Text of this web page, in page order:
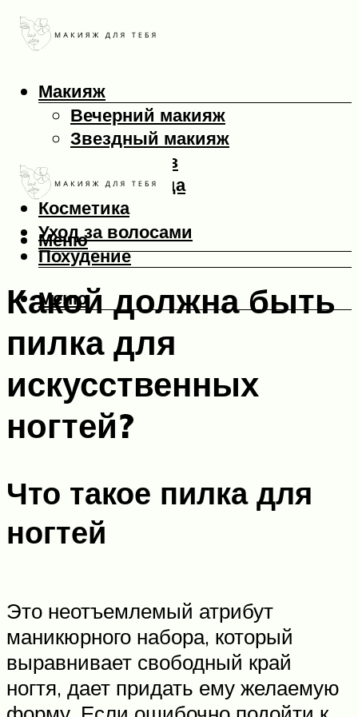
Макияж
Вечерний макияж
Звездный макияж
Макияж глаз
Макияж лица
Косметика
Уход за волосами
Похудение
Меню
Меню
Какой должна быть
пилка для
искусственных
ногтей?
Что такое пилка для
ногтей
Это неотъемлемый атрибут
маникюрного набора, который
выравнивает свободный край
ногтя, дает придать ему желаемую